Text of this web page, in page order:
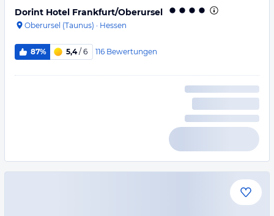
Dorint Hotel Frankfurt/Oberursel
Oberursel (Taunus) · Hessen
87% 5,4/ 6 116 Bewertungen